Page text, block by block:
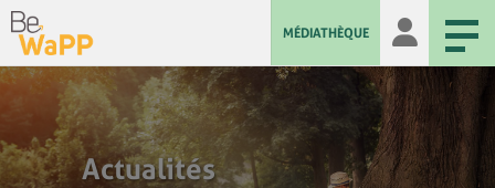
MÉDIATHÈQUE
Actualités